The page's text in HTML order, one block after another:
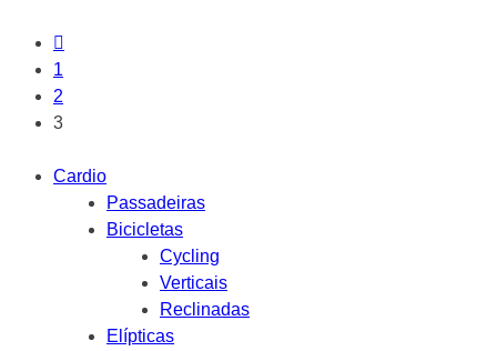
1
2
3
Cardio
Passadeiras
Bicicletas
Cycling
Verticais
Reclinadas
Elípticas